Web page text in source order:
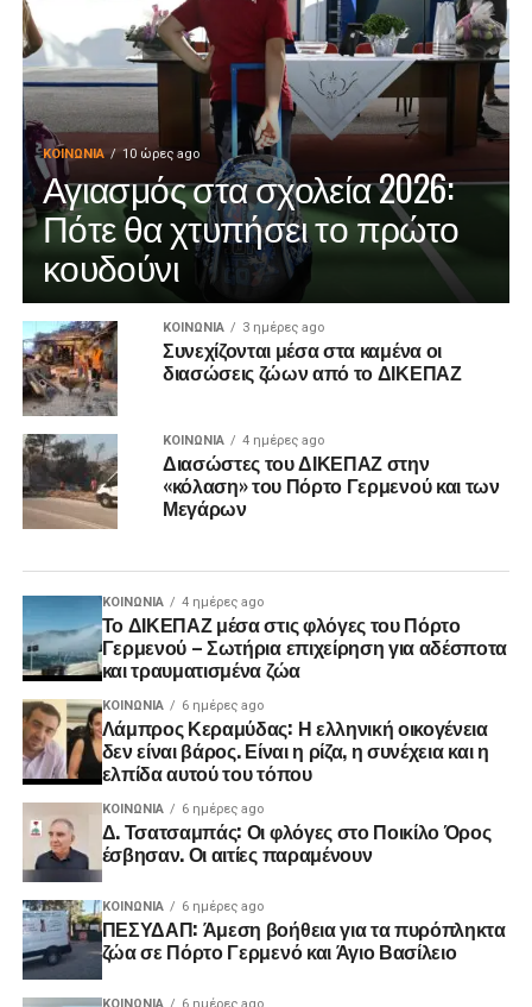
ΚΟΙΝΩΝΊΑ 10 ώρες ago
Αγιασμός στα σχολεία 2026:
Πότε θα χτυπήσει το πρώτο
κουδούνι
ΚΟΙΝΩΝΊΑ 3 ημέρες ago
Συνεχίζονται μέσα στα καμένα οι
διασώσεις ζώων από το ΔΙΚΕΠΑΖ
ΚΟΙΝΩΝΊΑ 4 ημέρες ago
Διασώστες του ΔΙΚΕΠΑΖ στην
«κόλαση» του Πόρτο Γερμενού και των
Μεγάρων
ΚΟΙΝΩΝΊΑ 4 ημέρες ago
Το ΔΙΚΕΠΑΖ μέσα στις φλόγες του Πόρτο
Γερμενού – Σωτήρια επιχείρηση για αδέσποτα
και τραυματισμένα ζώα
ΚΟΙΝΩΝΊΑ 6 ημέρες ago
Λάμπρος Κεραμύδας: Η ελληνική οικογένεια
δεν είναι βάρος. Είναι η ρίζα, η συνέχεια και η
ελπίδα αυτού του τόπου
ΚΟΙΝΩΝΊΑ 6 ημέρες ago
Δ. Τσατσαμπάς: Οι φλόγες στο Ποικίλο Όρος
έσβησαν. Οι αιτίες παραμένουν
ΚΟΙΝΩΝΊΑ 6 ημέρες ago
ΠΕΣΥΔΑΠ: Άμεση βοήθεια για τα πυρόπληκτα
ζώα σε Πόρτο Γερμενό και Άγιο Βασίλειο
ΚΟΙΝΩΝΊΑ 6 ημέρες ago